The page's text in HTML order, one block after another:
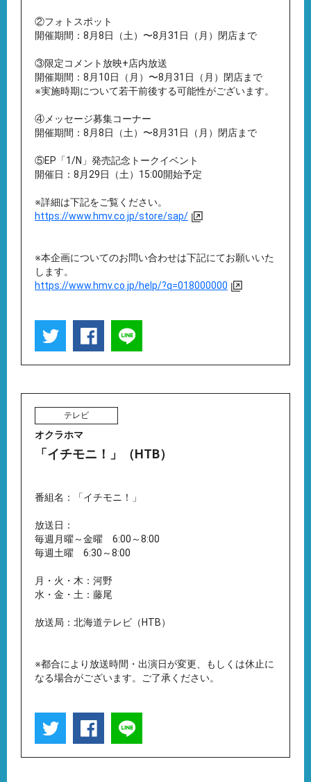
②フォトスポット
開催期間：8月8日（土）〜8月31日（月）閉店まで
③限定コメント放映+店内放送
開催期間：8月10日（月）〜8月31日（月）閉店まで
※実施時期について若干前後する可能性がございます。
④メッセージ募集コーナー
開催期間：8月8日（土）〜8月31日（月）閉店まで
⑤EP「1/N」発売記念トークイベント
開催日：8月29日（土）15:00開始予定
※詳細は下記をご覧ください。
https://www.hmv.co.jp/store/sap/
※本企画についてのお問い合わせは下記にてお願いいた
します。
https://www.hmv.co.jp/help/?q=018000000
テレビ
オクラホマ
「イチモニ！」（HTB）
番組名：「イチモニ！」
放送日：
毎週月曜～金曜 6:00～8:00
毎週土曜 6:30～8:00
月・火・木：河野
水・金・土：藤尾
放送局：北海道テレビ（HTB）
※都合により放送時間・出演日が変更、もしくは休止に
なる場合がございます。ご了承ください。